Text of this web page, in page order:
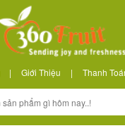
| Giới Thiệu | Thanh